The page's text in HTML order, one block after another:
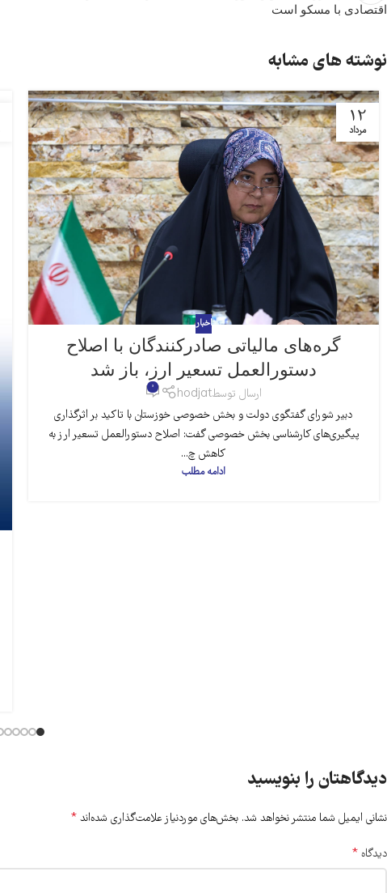
اقتصادی با مسکو است
نوشته های مشابه
12
مرداد
اخبار
گره‌های مالیاتی صادرکنندگان با اصلاح
دستورالعمل تسعیر ارز، باز شد
ارسال توسطhodjat
0
دبیر شورای گفتگوی دولت و بخش خصوصی خوزستان با تاکید بر اثرگذاری
پیگیری‌های کارشناسی بخش خصوصی گفت: اصلاح دستورالعمل تسعیر ارز به
کاهش چ...
ادامه مطلب
دیدگاهتان را بنویسید
نشانی ایمیل شما منتشر نخواهد شد. بخش‌های موردنیاز علامت‌گذاری شده‌اند *
دیدگاه *